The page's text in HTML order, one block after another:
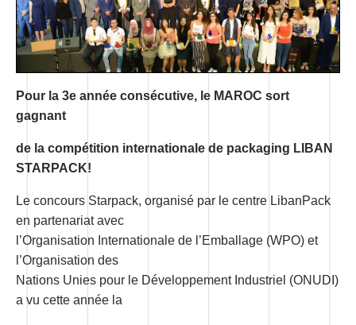
Pour la 3e année consécutive, le MAROC sort
gagnant
de la compétition internationale de packaging LIBAN
STARPACK!
Le concours Starpack, organisé par le centre LibanPack
en partenariat avec
l’Organisation Internationale de l’Emballage (WPO) et
l’Organisation des
Nations Unies pour le Développement Industriel (ONUDI)
a vu cette année la